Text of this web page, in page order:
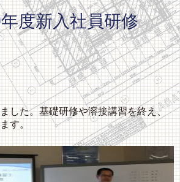
度新入社員研修
した。基礎研修や溶接講習を終え、
す。